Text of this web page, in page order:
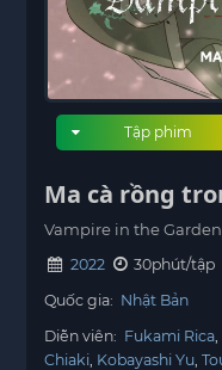
Tập phim
Ma cà rồng
Vampire in the Garden
2022
30phút/tập
Quốc gia: Nhật Bản
Diễn viên: Fukami Rica
Chiaki Kobayashi Yu